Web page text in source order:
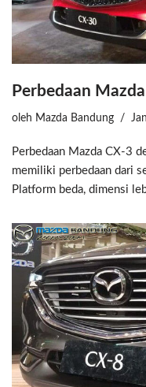
Perbedaan
oleh Mazda Bandung
Perbedaan Mazda CX-3
memiliki perbedaan dari
Platform beda, dimensi